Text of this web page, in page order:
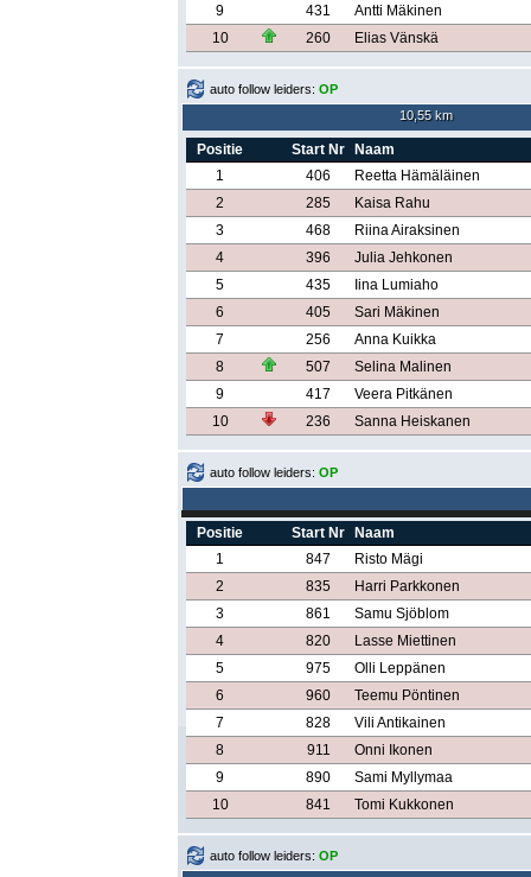
9
431
Antti Mäkinen
10
260 Elias Vänskä
auto follow leiders: OP
10,55 km
Positie Start Nr
Naam
1
406
Reetta Hämäläinen
2
285
Kaisa Rahu
3
468
Riina Airaksinen
4
396
Julia Jehkonen
5
435
Iina Lumiaho
6
405
Sari Mäkinen
7
256
Anna Kuikka
8
507
Selina Malinen
9
417
Veera Pitkänen
10
236 Sanna Heiskanen
auto follow leiders: OP
Positie Start Nr
Naam
1
847
Risto Mägi
2
835
Harri Parkkonen
3
861
Samu Sjöblom
4
820
Lasse Miettinen
5
975
Olli Leppänen
6
960
Teemu Pöntinen
7
828
Vili Antikainen
8
911
Onni Ikonen
9
890
Sami Myllymaa
10
841 Tomi Kukkonen
auto follow leiders: OP